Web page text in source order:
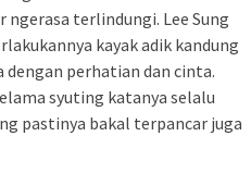
ngerasa terlindungi. Lee Sung
kayak adik kandung
perhatian dan cinta.
syuting katanya selalu
pastinya bakal terpancar juga